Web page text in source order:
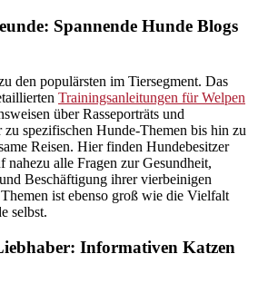
Spannende Hunde Blogs
den populärsten im Tiersegment. Das
Trainingsanleitungen für Welpen
über Rasseporträts und
zu spezifischen Hunde-Themen bis hin zu
Reisen. Hier finden Hundebesitzer
alle Fragen zur Gesundheit,
Beschäftigung ihrer vierbeinigen
ist ebenso groß wie die Vielfalt
selbst.
Informativen Katzen